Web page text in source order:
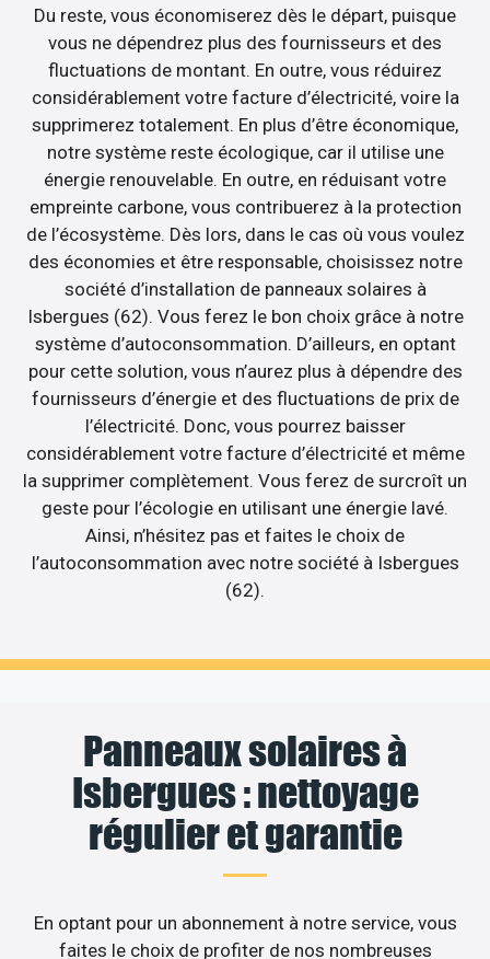
Du reste, vous économiserez dès le départ, puisque
vous ne dépendrez plus des fournisseurs et des
fluctuations de montant. En outre, vous réduirez
considérablement votre facture d’électricité, voire la
supprimerez totalement. En plus d’être économique,
notre système reste écologique, car il utilise une
énergie renouvelable. En outre, en réduisant votre
empreinte carbone, vous contribuerez à la protection
de l’écosystème. Dès lors, dans le cas où vous voulez
des économies et être responsable, choisissez notre
société d’installation de panneaux solaires à
Isbergues (62). Vous ferez le bon choix grâce à notre
système d’autoconsommation. D’ailleurs, en optant
pour cette solution, vous n’aurez plus à dépendre des
fournisseurs d’énergie et des fluctuations de prix de
l’électricité. Donc, vous pourrez baisser
considérablement votre facture d’électricité et même
la supprimer complètement. Vous ferez de surcroît un
geste pour l’écologie en utilisant une énergie lavé.
Ainsi, n’hésitez pas et faites le choix de
l’autoconsommation avec notre société à Isbergues
(62).
Panneaux solaires à
Isbergues : nettoyage
régulier et garantie
En optant pour un abonnement à notre service, vous
faites le choix de profiter de nos nombreuses